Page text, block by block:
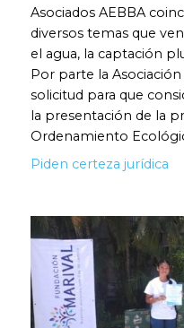
Asociados AEBBA
diversos temas que
el agua, la captación
Por parte la
solicitud para que
la presentación de la
Ordenamiento
Piden certeza jurídica